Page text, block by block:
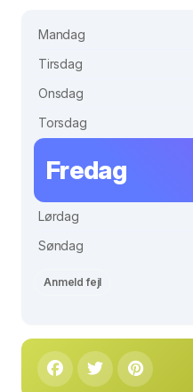
Mandag
Tirsdag
Onsdag
Torsdag
Fredag
Lørdag
Søndag
Anmeld fejl